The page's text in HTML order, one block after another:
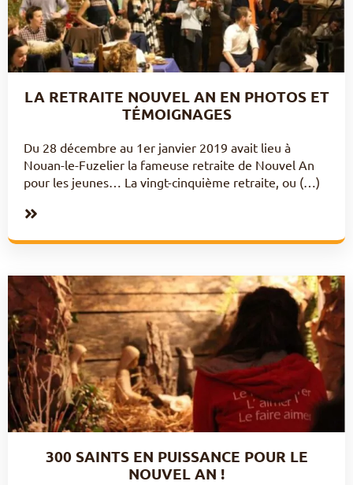
LA RETRAITE NOUVEL AN EN PHOTOS ET
TÉMOIGNAGES
Du 28 décembre au 1er janvier 2019 avait lieu à
Nouan-le-Fuzelier la fameuse retraite de Nouvel An
pour les jeunes… La vingt-cinquième retraite, ou (…)
300 SAINTS EN PUISSANCE POUR LE
NOUVEL AN !